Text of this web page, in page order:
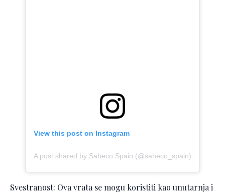
View this post on Instagram
A post shared by Saheco Spain (@saheco_spain)
Svestranost: Ova vrata se mogu koristiti kao unutarnja i